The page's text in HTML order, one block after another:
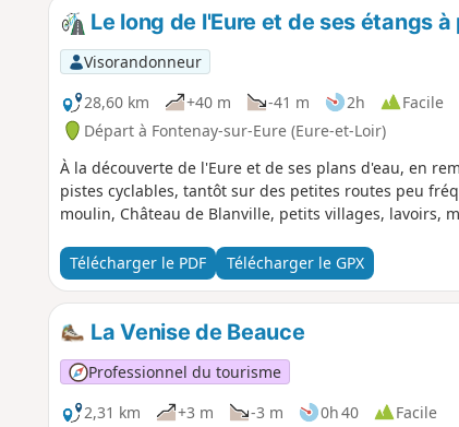
Le long de l'Eure et de ses étangs
Visorandonneur
28,60 km
+40 m -41 m 2h
Facile
Départ à Fontenay-sur-Eure (Eure-et-Loir)
À la découverte de l'Eure et de ses plans d'eau, en
pistes cyclables, tantôt sur des petites routes peu
moulin, Château de Blanville, petits villages, lavoirs,
Télécharger le PDF Télécharger le GPX
La Venise de Beauce
Professionnel du tourisme
2,31 km
+3 m -3 m 0h 40
Facile